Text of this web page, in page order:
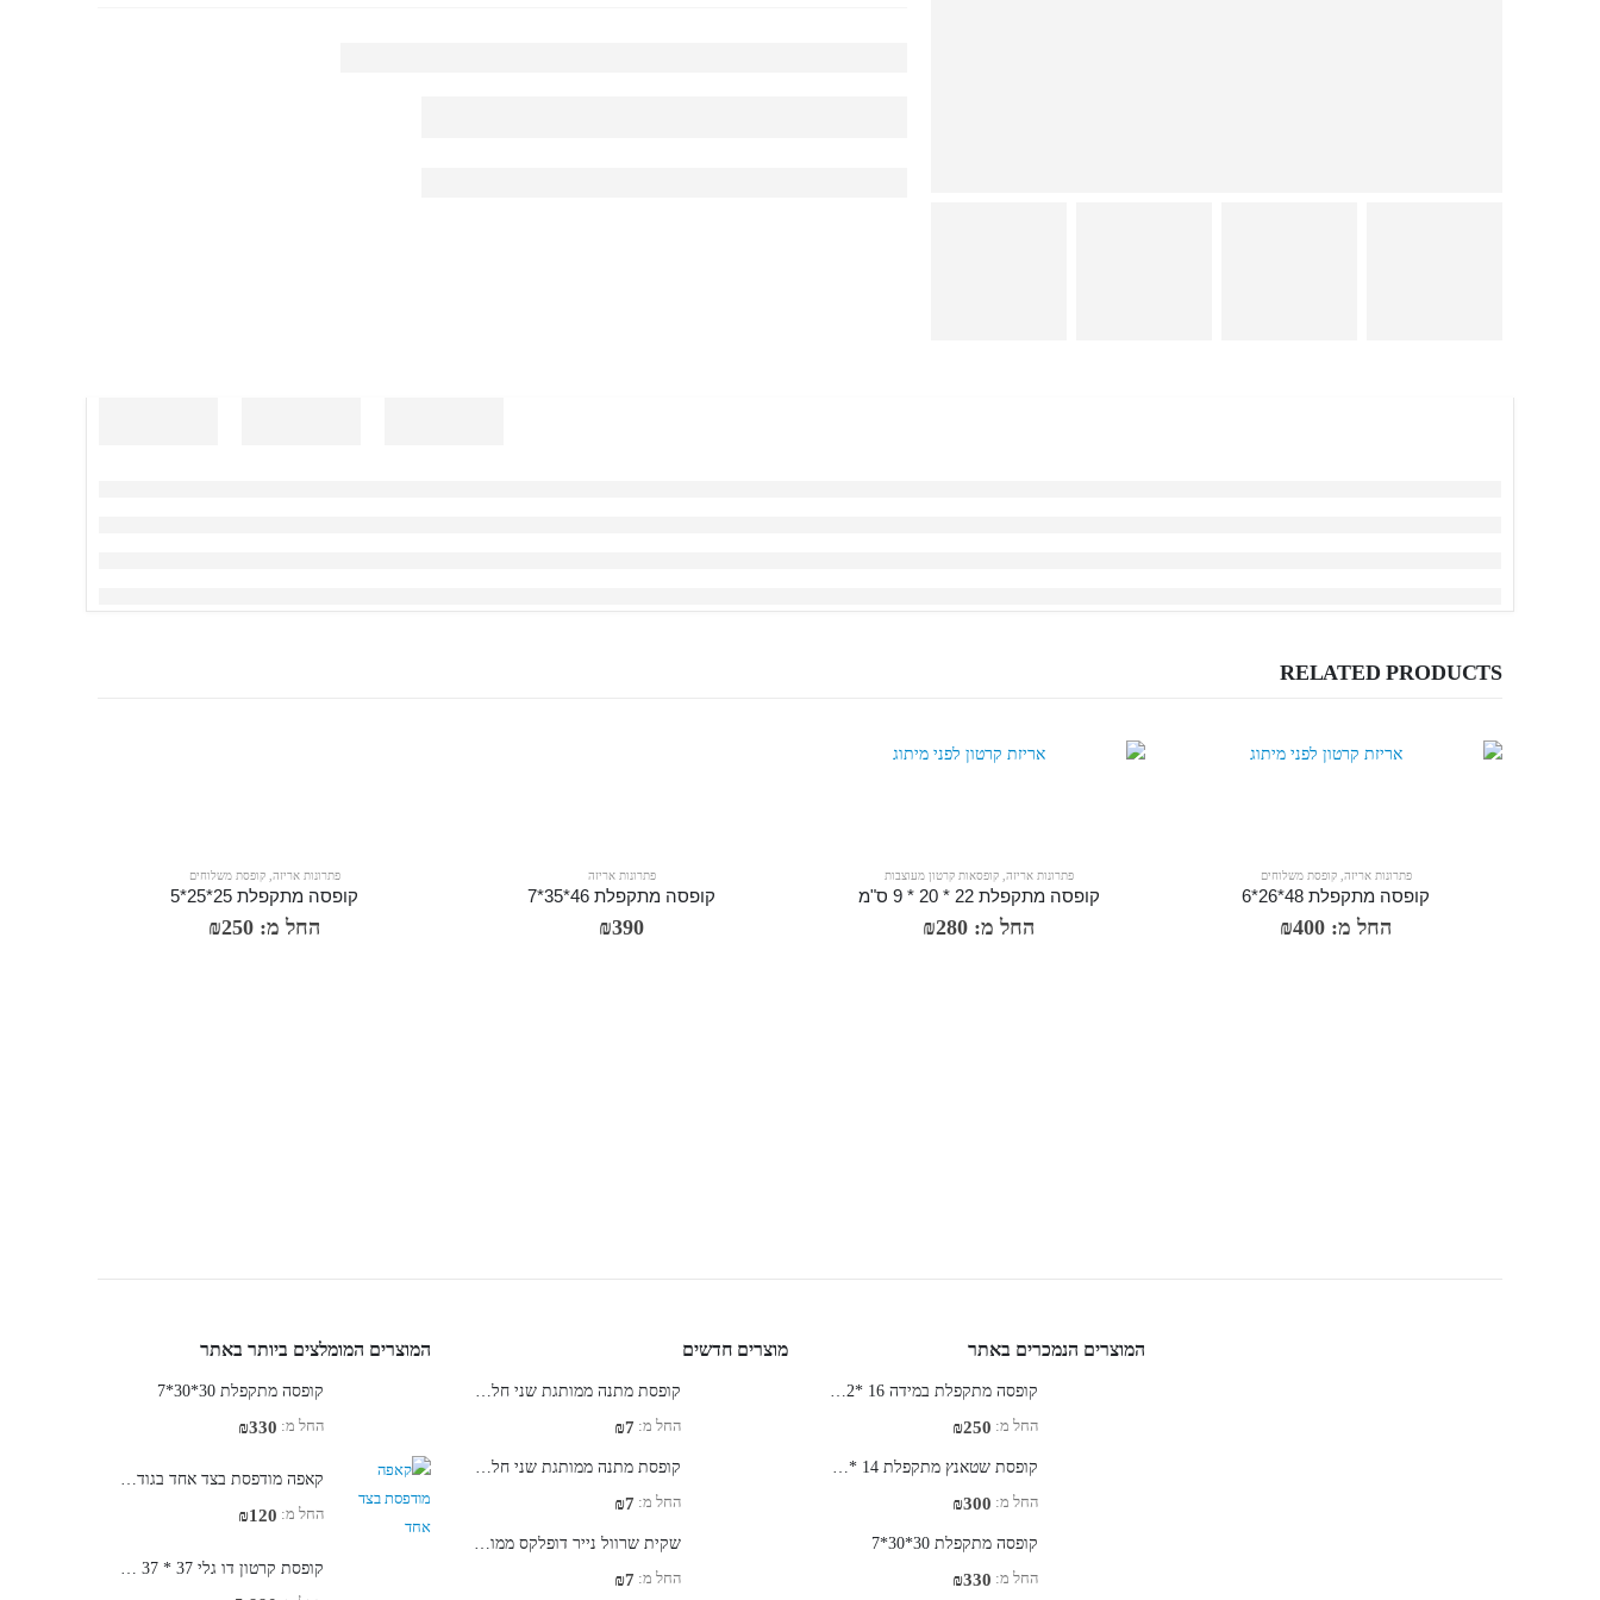
RELATED PRODUCTS
פתרונות אריזה ,קופסת משלוחים
קופסה מתקפלת 48*26*6
החל מ: ₪400
פתרונות אריזה ,קופסאות קרטון מעוצבות
קופסה מתקפלת 22 * 20 * 9 ס"מ
החל מ: ₪280
פתרונות אריזה
קופסה מתקפלת 46*35*7
₪390
פתרונות אריזה ,קופסת משלוחים
קופסה מתקפלת 25*25*5
החל מ: ₪250
המוצרים הנמכרים באתר
החל מ:
₪250
החל מ:
₪300
קופסה מתקפלת 30*30*7
החל מ:
₪330
מוצרים חדשים
החל מ:
₪7
החל מ:
₪7
החל מ:
₪7
המוצרים המומלצים ביותר באתר
קופסה מתקפלת 30*30*7
החל מ:
₪330
קאפה מודפסת בצד אחד בגודל 100 על 70 ס"מ
החל מ:
₪120